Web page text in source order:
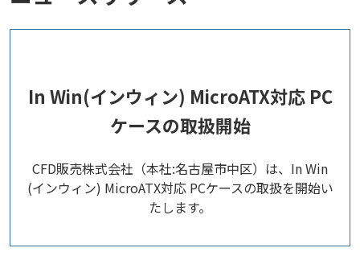
In Win(インウィン) MicroATX対応 PC
ケースの取扱開始
CFD販売株式会社（本社:名古屋市中区）は、In Win
(インウィン) MicroATX対応 PCケースの取扱を開始い
たします。